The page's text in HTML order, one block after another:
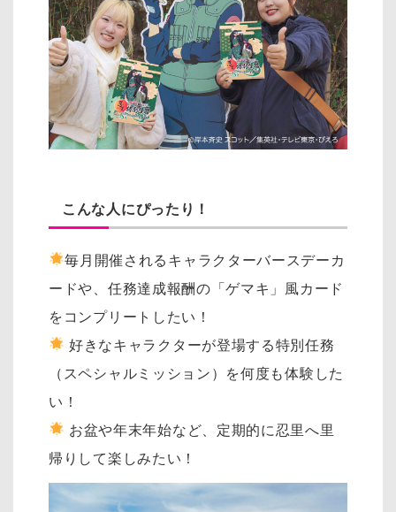
こんな人にぴったり！
毎月開催されるキャラクターバースデーカ
ードや、任務達成報酬の「ゲマキ」風カード
をコンプリートしたい！
好きなキャラクターが登場する特別任務
（スペシャルミッション）を何度も体験した
い！
お盆や年末年始など、定期的に忍里へ里
帰りして楽しみたい！